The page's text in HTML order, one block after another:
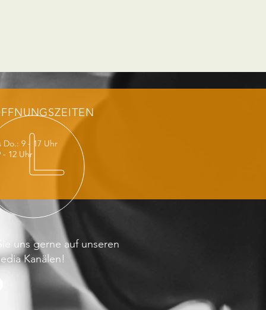
Do.: 9 - 17 Uhr
- 12 Uhr
uns gerne auf unseren
Kanälen!